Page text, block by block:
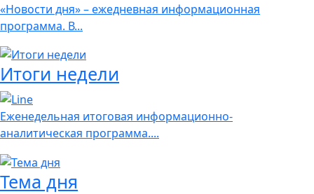
«Новости дня» – ежедневная информационная
программа. В...
Итоги недели
Еженедельная итоговая информационно-
аналитическая программа....
Тема дня